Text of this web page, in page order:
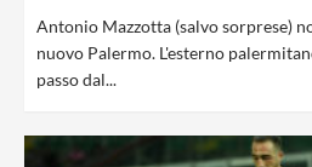
Antonio Mazzotta (salvo sorprese)
nuovo Palermo. L'esterno
passo dal...